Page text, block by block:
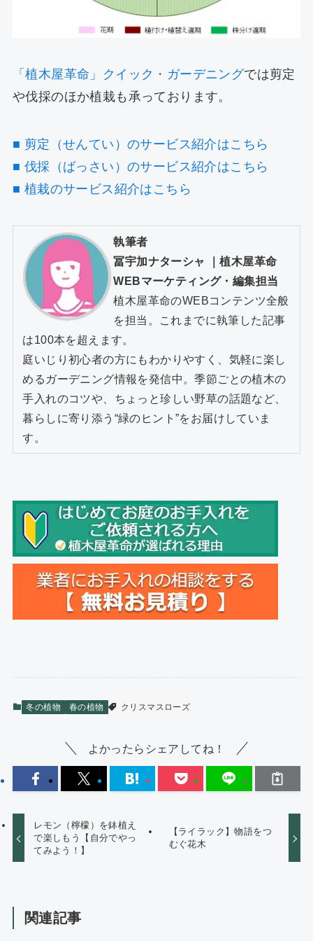
「植木屋革命」クイック・ガーデニングでは剪定
や伐採のほか植栽も承っております。
■ 剪定（せんてい）のサービス紹介はこちら
■ 伐採（ばっさい）のサービス紹介はこちら
■ 植栽のサービス紹介はこちら
執筆者
冨宇加ナターシャ
｜植木屋革命
WEBマーケティング・編集担当
植木屋革命のWEBコンテンツ全般
を担当。これまでに執筆した記事
は100本を超えます。
庭いじり初心者の方にもわかりやすく、気軽に楽し
めるガーデニング情報を発信中。季節ごとの植木の
手入れのコツや、ちょっと珍しい野草の話題など、
暮らしに寄り添う“緑のヒント”をお届けしていま
す。
冬の植物 春の植物 クリスマスローズ
よかったらシェアしてね！
レモン（檸檬）を鉢植え
で楽しもう【自分でやっ
てみよう！】
【ライラック】物語をつ
むぐ花木
関連記事